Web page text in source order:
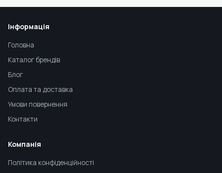
Інформація
Головна
Каталог брендів
Блог
Оплата та доставка
Умови повернення
Контакти
Компанія
Політика конфіденційності